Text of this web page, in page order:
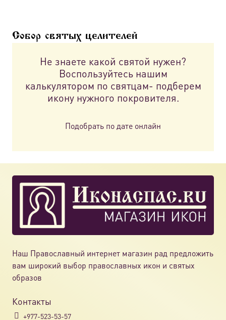
Собор святых целителей
Не знаете какой святой нужен?
Воспользуйтесь нашим
калькулятором по святцам- подберем
икону нужного покровителя.
Подобрать по дате онлайн
Наш Православный интернет магазин рад предложить
вам широкий выбор православных икон и святых
образов
Контакты
+977-523-53-57